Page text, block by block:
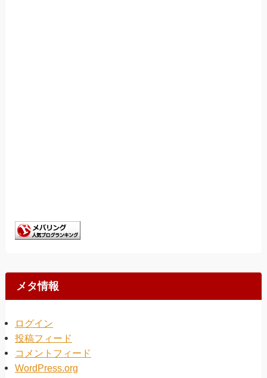
メタ情報
ログイン
投稿フィード
コメントフィード
WordPress.org